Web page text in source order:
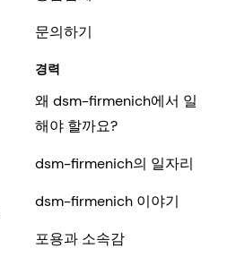
문의하기
경력
왜 dsm-firmenich에서 일
해야 할까요?
dsm-firmenich의 일자리
dsm-firmenich 이야기
포용과 소속감